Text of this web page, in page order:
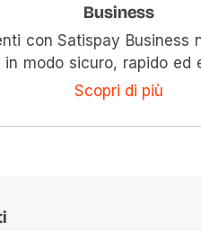
Business
con Satispay Business
in modo sicuro, rapido ed
Scopri di più